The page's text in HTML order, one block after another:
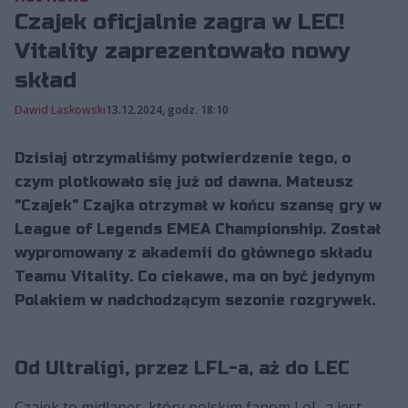
Czajek oficjalnie zagra w LEC!
Vitality zaprezentowało nowy
skład
Dawid Laskowski13.12.2024, godz. 18:10
Dzisiaj otrzymaliśmy potwierdzenie tego, o
czym plotkowało się już od dawna. Mateusz
"Czajek" Czajka otrzymał w końcu szansę gry w
League of Legends EMEA Championship. Został
wypromowany z akademii do głównego składu
Teamu Vitality. Co ciekawe, ma on być jedynym
Polakiem w nadchodzącym sezonie rozgrywek.
Od Ultraligi, przez LFL-a, aż do LEC